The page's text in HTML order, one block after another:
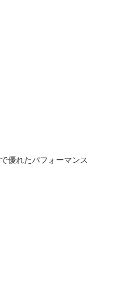
優れたパフォーマンス